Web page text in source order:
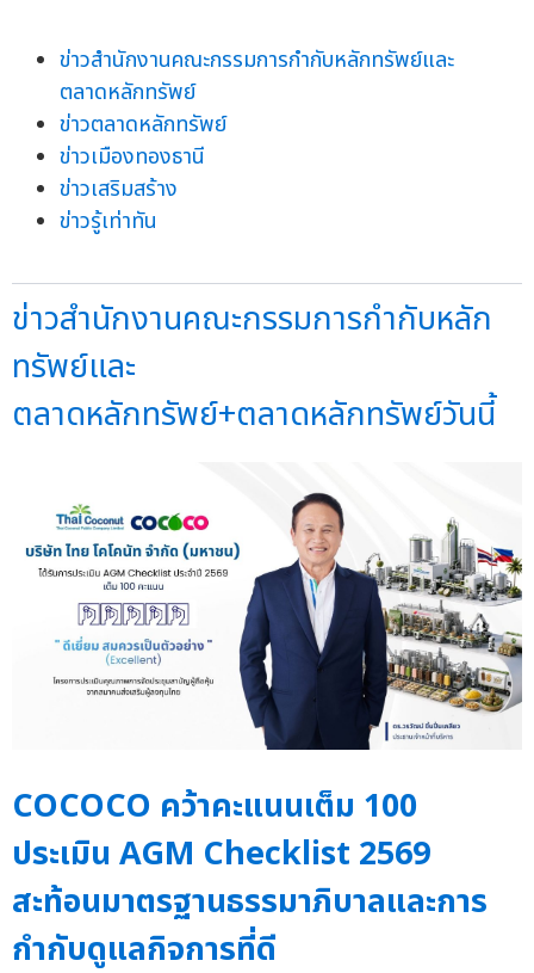
ข่าวสำนักงานคณะกรรมการกำกับหลักทรัพย์และ
ตลาดหลักทรัพย์
ข่าวตลาดหลักทรัพย์
ข่าวเมืองทองธานี
ข่าวเสริมสร้าง
ข่าวรู้เท่าทัน
ข่าวสำนักงานคณะกรรมการกำกับหลัก
ทรัพย์และ
ตลาดหลักทรัพย์+ตลาดหลักทรัพย์วันนี้
COCOCO คว้าคะแนนเต็ม 100
ประเมิน AGM Checklist 2569
สะท้อนมาตรฐานธรรมาภิบาลและการ
กำกับดูแลกิจการที่ดี